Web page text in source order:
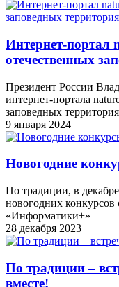
Интернет-портал
отечественных
Президент России
интернет-портала
заповедных
9 января 2024
Новогодние
По традиции, в
новогодних конкурсов
«Информатики+»
28 декабря 2023
По традиции –
вместе!